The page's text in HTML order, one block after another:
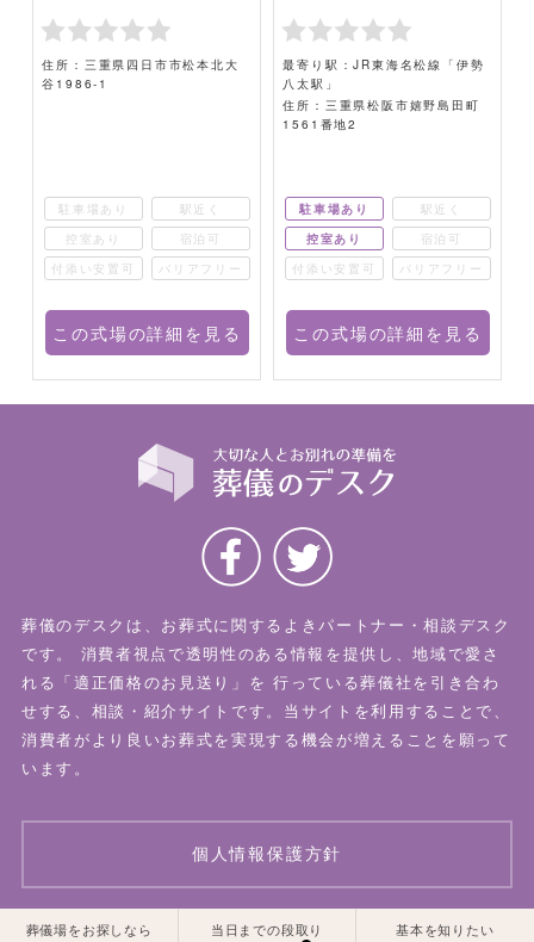
住所：三重県四日市市松本北大
谷1986-1
駐車場あり
駅近く
控室あり
宿泊可
付添い安置可
バリアフリー
この式場の詳細を見る
最寄り駅：JR東海名松線「伊勢
八太駅」
住所：三重県松阪市嬉野島田町
1561番地2
駐車場あり
駅近く
控室あり
宿泊可
付添い安置可
バリアフリー
この式場の詳細を見る
葬儀場をお探しなら 当日までの段取り 基本を知りたい
葬儀のデスクは、お葬式に関するよきパートナー・相談デスク
です。
消費者視点で透明性のある情報を提供し、地域で愛さ
れる「適正価格のお見送り」を 行っている葬儀社を引き合わ
せする、相談・紹介サイトです。当サイトを利用することで、
消費者がより良いお葬式を実現する機会が増えることを願って
います。
個人情報保護方針
© 2026 葬儀のデスク All Rights Reserved.